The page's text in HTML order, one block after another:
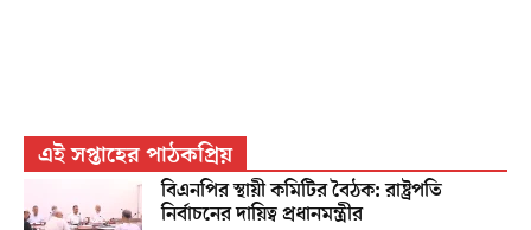
এই সপ্তাহের পাঠকপ্রিয়
বিএনপির স্থায়ী কমিটির বৈঠক: রাষ্ট্রপতি
নির্বাচনের দায়িত্ব প্রধানমন্ত্রীর